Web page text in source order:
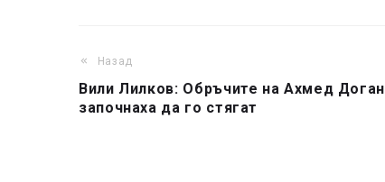
Назад
Вили Лилков: Обръчите на Ахмед Доган
започнаха да го стягат